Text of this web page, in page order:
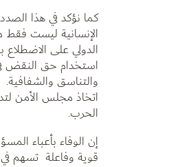
كما نؤكد في هذا
الإنسانية ليست فقط
الدولي على
استخدام حق النقض
اتخاذ مجلس الأمن
الحرب.
إن الوفاء بأعباء
قوية وفاعلة تسهم في